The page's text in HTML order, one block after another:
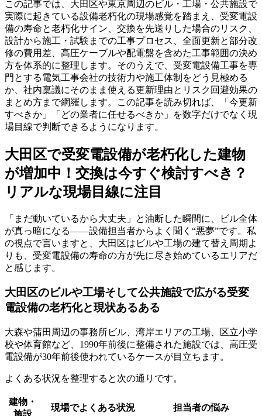
この記事では、大田区や東京周辺のビル・工場・公共施設で
実際に起きている設備老朽化の現場感覚を踏まえ、受変電設
備の寿命と老朽化サイン、交換を先送りした場合のリスク、
設計から施工・試験までの工事プロセス、全面更新と部分改
修の費用差、高圧ケーブルや配電盤を含めた工事範囲の決め
方を体系的に整理します。そのうえで、受変電設備工事を専
門とする電気工事会社の技術力や施工体制をどう見極める
か、社内稟議にそのまま使える更新理由とリスク回避効果の
まとめ方まで網羅します。この記事を読み切れば、「今更新
すべきか」「どの業者に任せるべきか」を数字だけでなく現
場目線で判断できるようになります。
大田区で受変電設備が老朽化した建物
が増加中！交換は今すぐ検討すべき？
リアルな現場目線に注目
「まだ動いているから大丈夫」と油断した瞬間に、ビル全体
が真っ暗になる——設備担当者からよく聞く“悪夢”です。私
の視点で言いますと、大田区はビルや工場の建て替え周期よ
りも、受変電設備の寿命の方が先に尽き始めているエリアだ
と感じます。
大田区のビルや工場そして公共施設で広がる受変
電設備の老朽化と現状あるある
大森や蒲田周辺の事務所ビル、湾岸エリアの工場、区立小学
校や体育館など、1990年前後に整備された施設では、高圧受
電設備が30年前後使われているケースが目立ちます。
よくある状況を整理すると次の通りです。
建物・
施設
現場でよくある状況 担当者の悩み